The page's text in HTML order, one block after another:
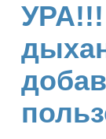
УРА!!!